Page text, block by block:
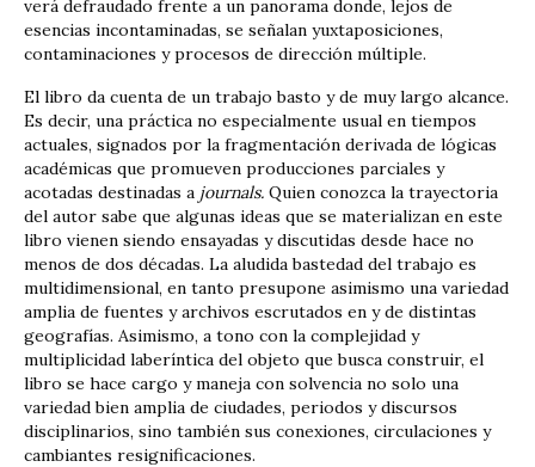
verá defraudado frente a un panorama donde, lejos de
esencias incontaminadas, se señalan yuxtaposiciones,
contaminaciones y procesos de dirección múltiple.
El libro da cuenta de un trabajo basto y de muy largo alcance.
Es decir, una práctica no especialmente usual en tiempos
actuales, signados por la fragmentación derivada de lógicas
académicas que promueven producciones parciales y
acotadas destinadas a journals. Quien conozca la trayectoria
del autor sabe que algunas ideas que se materializan en este
libro vienen siendo ensayadas y discutidas desde hace no
menos de dos décadas. La aludida bastedad del trabajo es
multidimensional, en tanto presupone asimismo una variedad
amplia de fuentes y archivos escrutados en y de distintas
geografías. Asimismo, a tono con la complejidad y
multiplicidad laberíntica del objeto que busca construir, el
libro se hace cargo y maneja con solvencia no solo una
variedad bien amplia de ciudades, periodos y discursos
disciplinarios, sino también sus conexiones, circulaciones y
cambiantes resignificaciones.